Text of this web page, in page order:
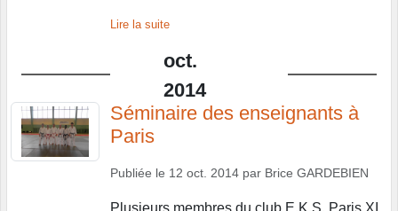
Lire la suite
oct.
2014
Séminaire des enseignants à
Paris
Publiée le 12 oct. 2014 par Brice GARDEBIEN